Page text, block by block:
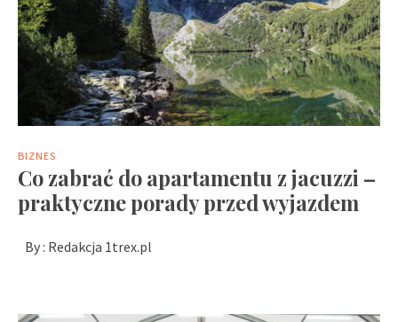
BIZNES
Co zabrać do apartamentu z jacuzzi –
praktyczne porady przed wyjazdem
By : Redakcja 1trex.pl